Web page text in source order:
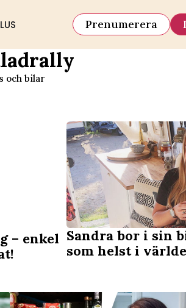
Prenumerera
och bilar
– enkel Sandra bor i sin
som helst i